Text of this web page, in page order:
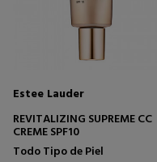
Estee Lauder
REVITALIZING SUPREME CC
CREME SPF10
Todo Tipo de Piel